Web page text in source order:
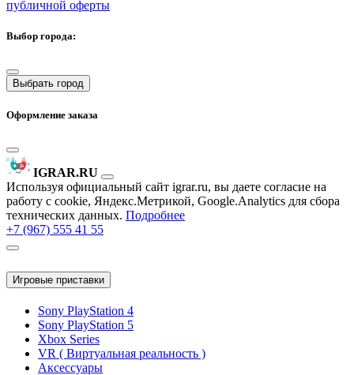
публичной оферты
Выбор города:
Выбрать город
Оформление заказа
IGRAR.RU
Используя официальный сайт igrar.ru, вы даете согласие на
работу с cookie, Яндекс.Метрикой, Google.Analytics для сбора
технических данных. Подробнее
+7 (967) 555 41 55
Игровые приставки
Sony PlayStation 4
Sony PlayStation 5
Xbox Series
VR ( Виртуальная реальность )
Аксессуары